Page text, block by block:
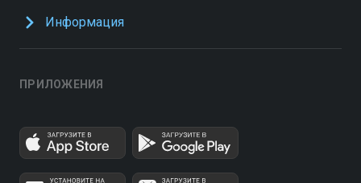
Информация
ПРИЛОЖЕНИЯ